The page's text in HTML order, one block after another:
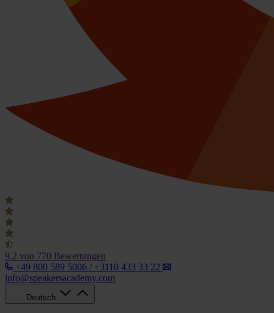
9.2 von 770 Bewertungen
+49 800 589 5006 / +3110 433 33 22
info@speakersacademy.com
Deutsch